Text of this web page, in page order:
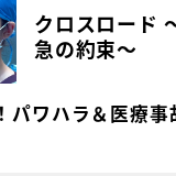
クロスロード
急の約束～
ワハラ＆医療事